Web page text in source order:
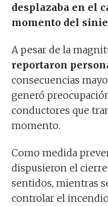
desplazaba en el
momento del
A pesar de la
reportaron
consecuencias
generó
conductores que
momento.
Como medida
dispusieron el
sentidos, mientras
controlar el